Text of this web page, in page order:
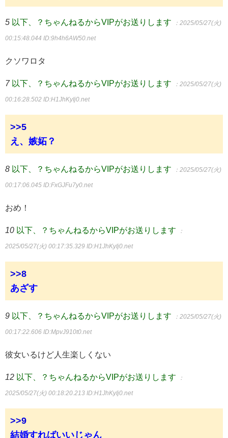
5 以下、？ちゃんねるからVIPがお送りします ：2025/05/27(火)
00:15:48.044 ID:9h4h6AW50.net
クソワロタ
7 以下、？ちゃんねるからVIPがお送りします ：2025/05/27(火)
00:16:28.502 ID:H1JhKyIj0.net
>>5
え、嫉妬？
8 以下、？ちゃんねるからVIPがお送りします ：2025/05/27(火)
00:17:06.045 ID:FxGJFu7y0.net
おめ！
10 以下、？ちゃんねるからVIPがお送りします ：
2025/05/27(火) 00:17:35.329 ID:H1JhKyIj0.net
>>8
あざす
9 以下、？ちゃんねるからVIPがお送りします ：2025/05/27(火)
00:17:22.606 ID:MpvJ910t0.net
彼女いるけど人生楽しくない
12 以下、？ちゃんねるからVIPがお送りします ：
2025/05/27(火) 00:18:20.213 ID:H1JhKyIj0.net
>>9
結婚すればいいじゃん